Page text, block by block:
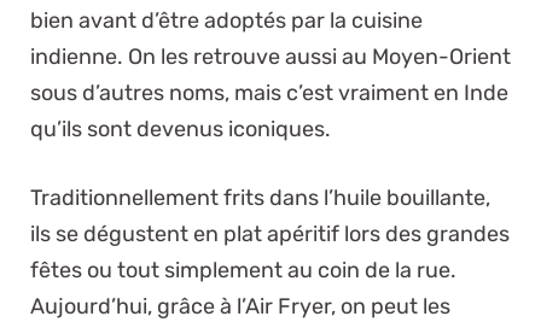
bien avant d’être adoptés par la cuisine
indienne. On les retrouve aussi au Moyen-Orient
sous d’autres noms, mais c’est vraiment en Inde
qu’ils sont devenus iconiques.
Traditionnellement frits dans l’huile bouillante,
ils se dégustent en plat apéritif lors des grandes
fêtes ou tout simplement au coin de la rue.
Aujourd’hui, grâce à l’Air Fryer, on peut les